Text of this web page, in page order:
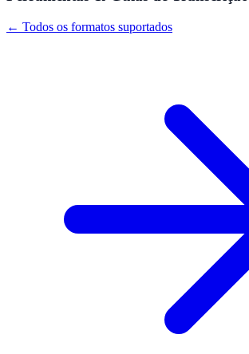
← Todos os formatos suportados